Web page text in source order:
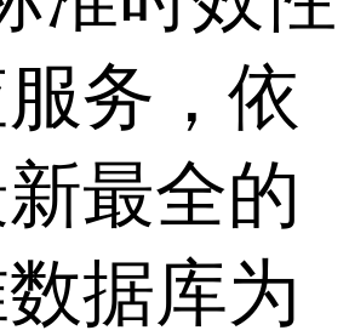
务，依
最全的
据库为